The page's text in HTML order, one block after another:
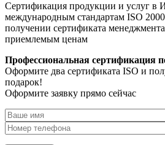
Сертификация продукции и услуг в
международным стандартам ISO
получении сертификата
приемлемым ценам
Профессиональная сертификация
Оформите два сертификата ISO и
подарок!
Оформите заявку прямо сейчас